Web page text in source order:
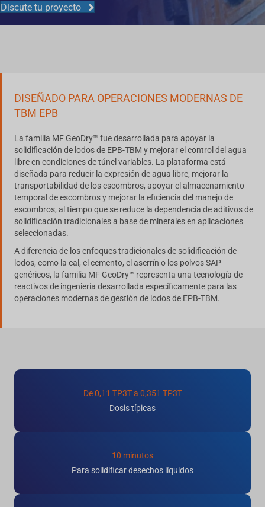
Discute tu proyecto
DISEÑADO PARA OPERACIONES MODERNAS DE
TBM EPB
La familia MF GeoDry™ fue desarrollada para apoyar la
solidificación de lodos de EPB-TBM y mejorar el control del agua
libre en condiciones de túnel variables. La plataforma está
diseñada para reducir la expresión de agua libre, mejorar la
transportabilidad de los escombros, apoyar el almacenamiento
temporal de escombros y mejorar la eficiencia del manejo de
escombros, al tiempo que se reduce la dependencia de aditivos de
solidificación tradicionales a base de minerales en aplicaciones
seleccionadas.
A diferencia de los enfoques tradicionales de solidificación de
lodos, como la cal, el cemento, el aserrín o los polvos SAP
genéricos, la familia MF GeoDry™ representa una tecnología de
reactivos de ingeniería desarrollada específicamente para las
operaciones modernas de gestión de lodos de EPB-TBM.
De 0,11 TP3T a 0,351 TP3T
Dosis típicas
10 minutos
Para solidificar desechos líquidos